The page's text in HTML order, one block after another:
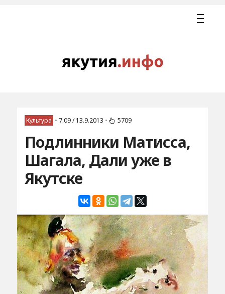
Культура • 7:09 / 13.9.2013 • 5709
Подлинники Матисса,
Шагала, Дали уже в
Якутске